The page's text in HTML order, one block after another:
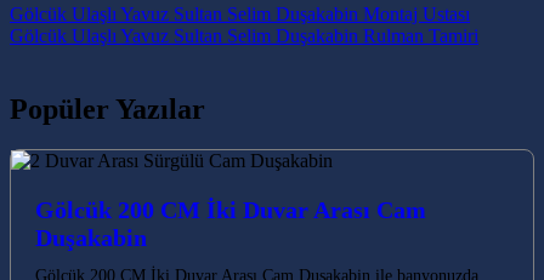
Post navigation
Gölcük Ulaşlı Yavuz Sultan Selim Duşakabin Montaj Ustası
Gölcük Ulaşlı Yavuz Sultan Selim Duşakabin Rulman Tamiri
Popüler Yazılar
Gölcük 200 CM İki Duvar Arası Cam
Duşakabin
Gölcük 200 CM İki Duvar Arası Cam Duşakabin ile banyonuzda